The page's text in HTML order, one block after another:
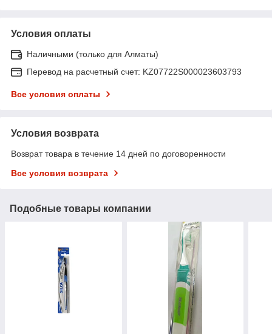
Условия оплаты
Наличными (только для Алматы)
Перевод на расчетный счет: KZ07722S000023603793
Все условия оплаты
Условия возврата
Возврат товара в течение 14 дней по договоренности
Все условия возврата
Подобные товары компании